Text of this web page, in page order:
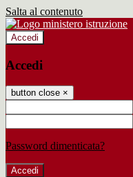
Salta al contenuto
Accedi
Accedi
button close ×
Password dimenticata?